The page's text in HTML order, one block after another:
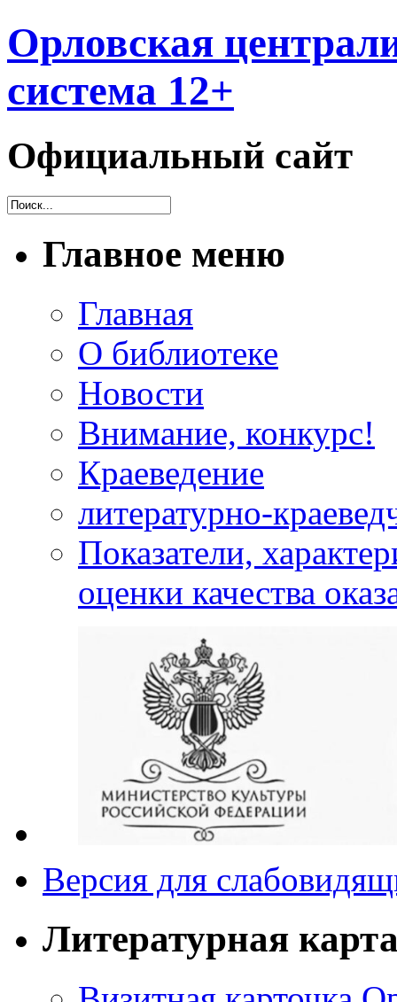
Орловская
система 12+
Официальный сайт
Главное меню
Главная
О библиотеке
Новости
Внимание, конкурс!
Краеведение
литературно-
Показатели,
оценки качества
Версия для
Литературная